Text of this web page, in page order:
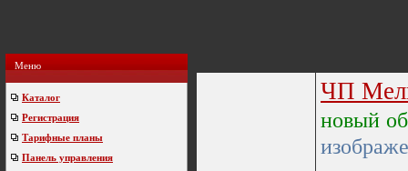
Меню
Каталог
Регистрация
Тарифные планы
Панель управления
ЧП
новый